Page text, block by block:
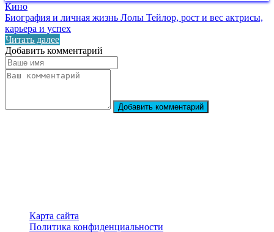
Кино
Биография и личная жизнь Лолы Тейлор, рост и вес актрисы,
карьера и успех
Читать далее
Добавить комментарий
Добавить комментарий
Карта сайта
Политика конфиденциальности